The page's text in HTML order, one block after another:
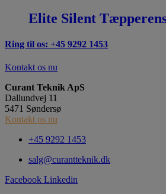
Elite Silent
Ring til os: +45 9292 1453
Kontakt os nu
Curant Teknik ApS
Dallundvej 11
5471 Søndersø
Kontakt os nu
+45 9292 1453
salg@curantteknik.dk
Facebook Linkedin